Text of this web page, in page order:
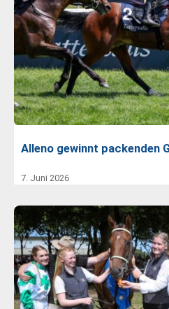
Alleno gewinnt packenden
7. Juni 2026